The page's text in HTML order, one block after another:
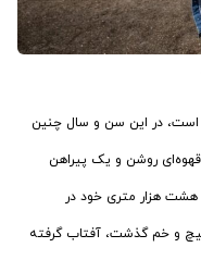
سان فرانسیسکو است، در این سن و سال چنین
قهوه‌ای روشن و یک پیراهن
هشت هزار متری خود در
و خم گذشت، آفتاب گرفته